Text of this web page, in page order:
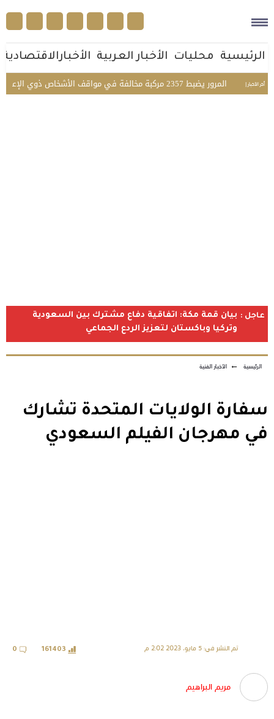
الرئيسية محليات الأخبار العربية الأخبارالاقتصادية
أخر الأخبار |
المرور يضبط 2357 مركبة مخالفة في مواقف الأشخاص ذوي الإعاقة بمختلف مناطق المملكة
عاجل : بيان قمة مكة: اتفاقية دفاع مشترك بين السعودية
وتركيا وباكستان لتعزيز الردع الجماعي
الرئيسية ← الأخبار الفنية
سفارة الولايات المتحدة تشارك
في مهرجان الفيلم السعودي
تم النشر في: 5 مايو، 2023 2:02 م 161403
0
مريم البراهيم